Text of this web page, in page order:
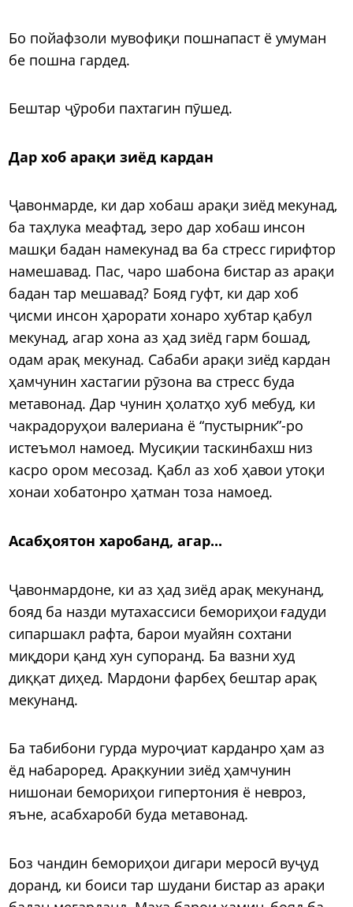
Бо пойафзоли мувофиқи пошнапаст ё умуман
бе пошна гардед.
Бештар ҷӯроби пахтагин пӯшед.
Дар хоб арақи зиёд кардан
Ҷавонмарде, ки дар хобаш арақи зиёд мекунад,
ба таҳлука меафтад, зеро дар хобаш инсон
машқи бадан намекунад ва ба стресс гирифтор
намешавад. Пас, чаро шабона бистар аз арақи
бадан тар мешавад? Бояд гуфт, ки дар хоб
ҷисми инсон ҳарорати хонаро хубтар қабул
мекунад, агар хона аз ҳад зиёд гарм бошад,
одам арақ мекунад. Сабаби арақи зиёд кардан
ҳамчунин хастагии рӯзона ва стресс буда
метавонад. Дар чунин ҳолатҳо хуб мебуд, ки
чакрадоруҳои валериана ё “пустырник”-ро
истеъмол намоед. Мусиқии таскинбахш низ
касро ором месозад. Қабл аз хоб ҳавои утоқи
хонаи хобатонро ҳатман тоза намоед.
Асабҳоятон харобанд, агар...
Ҷавонмардоне, ки аз ҳад зиёд арақ мекунанд,
бояд ба назди мутахассиси бемориҳои ғадуди
сипаршакл рафта, барои муайян сохтани
миқдори қанд хун супоранд. Ба вазни худ
диққат диҳед. Мардони фарбеҳ бештар арақ
мекунанд.
Ба табибони гурда муроҷиат карданро ҳам аз
ёд набароред. Арақкунии зиёд ҳамчунин
нишонаи бемориҳои гипертония ё невроз,
яъне, асабхаробӣ буда метавонад.
Боз чандин бемориҳои дигари меросӣ вуҷуд
доранд, ки боиси тар шудани бистар аз арақи